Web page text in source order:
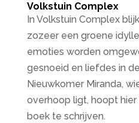
Volkstuin Complex
In Volkstuin Complex
zozeer een groene
emoties worden
gesnoeid en liefdes in
Nieuwkomer Miranda,
overhoop ligt, hoopt
boek te schrijven.